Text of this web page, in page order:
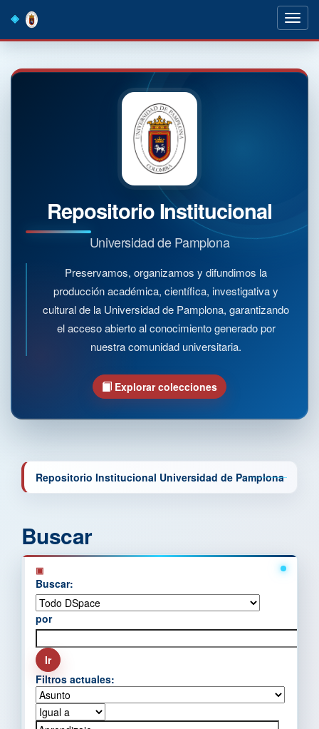
navigation
Repositorio Institucional
Universidad de Pamplona
Preservamos, organizamos y difundimos la
producción académica, científica, investigativa y
cultural de la Universidad de Pamplona, garantizando
el acceso abierto al conocimiento generado por
nuestra comunidad universitaria.
Explorar colecciones
Repositorio Institucional Universidad de Pamplona
Buscar
Buscar:
por
Filtros actuales: